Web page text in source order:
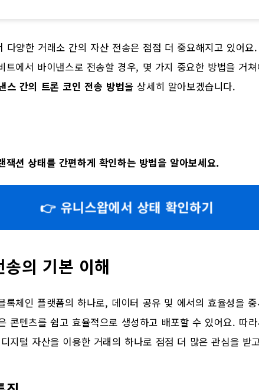
다양한 거래소 간의 자산 전송은 점점 더 중요해지고 있어
트에서 바이낸스로 전송할 경우, 몇 가지 중요한 방법을 거
스 간의 트론 코인 전송 방법을 상세히 알아보겠습니다.
잭션 상태를 간편하게 확인하는 방법을 알아보세요.
👉 유니스왑에서 상태 확인하기
의 기본 이해
록체인 플랫폼의 하나로, 데이터 공유 및 에서의 효율성을
콘텐츠를 쉽고 효율적으로 생성하고 배포할 수 있어요. 따
지털 자산을 이용한 거래의 하나로 점점 더 많은 관심을 받